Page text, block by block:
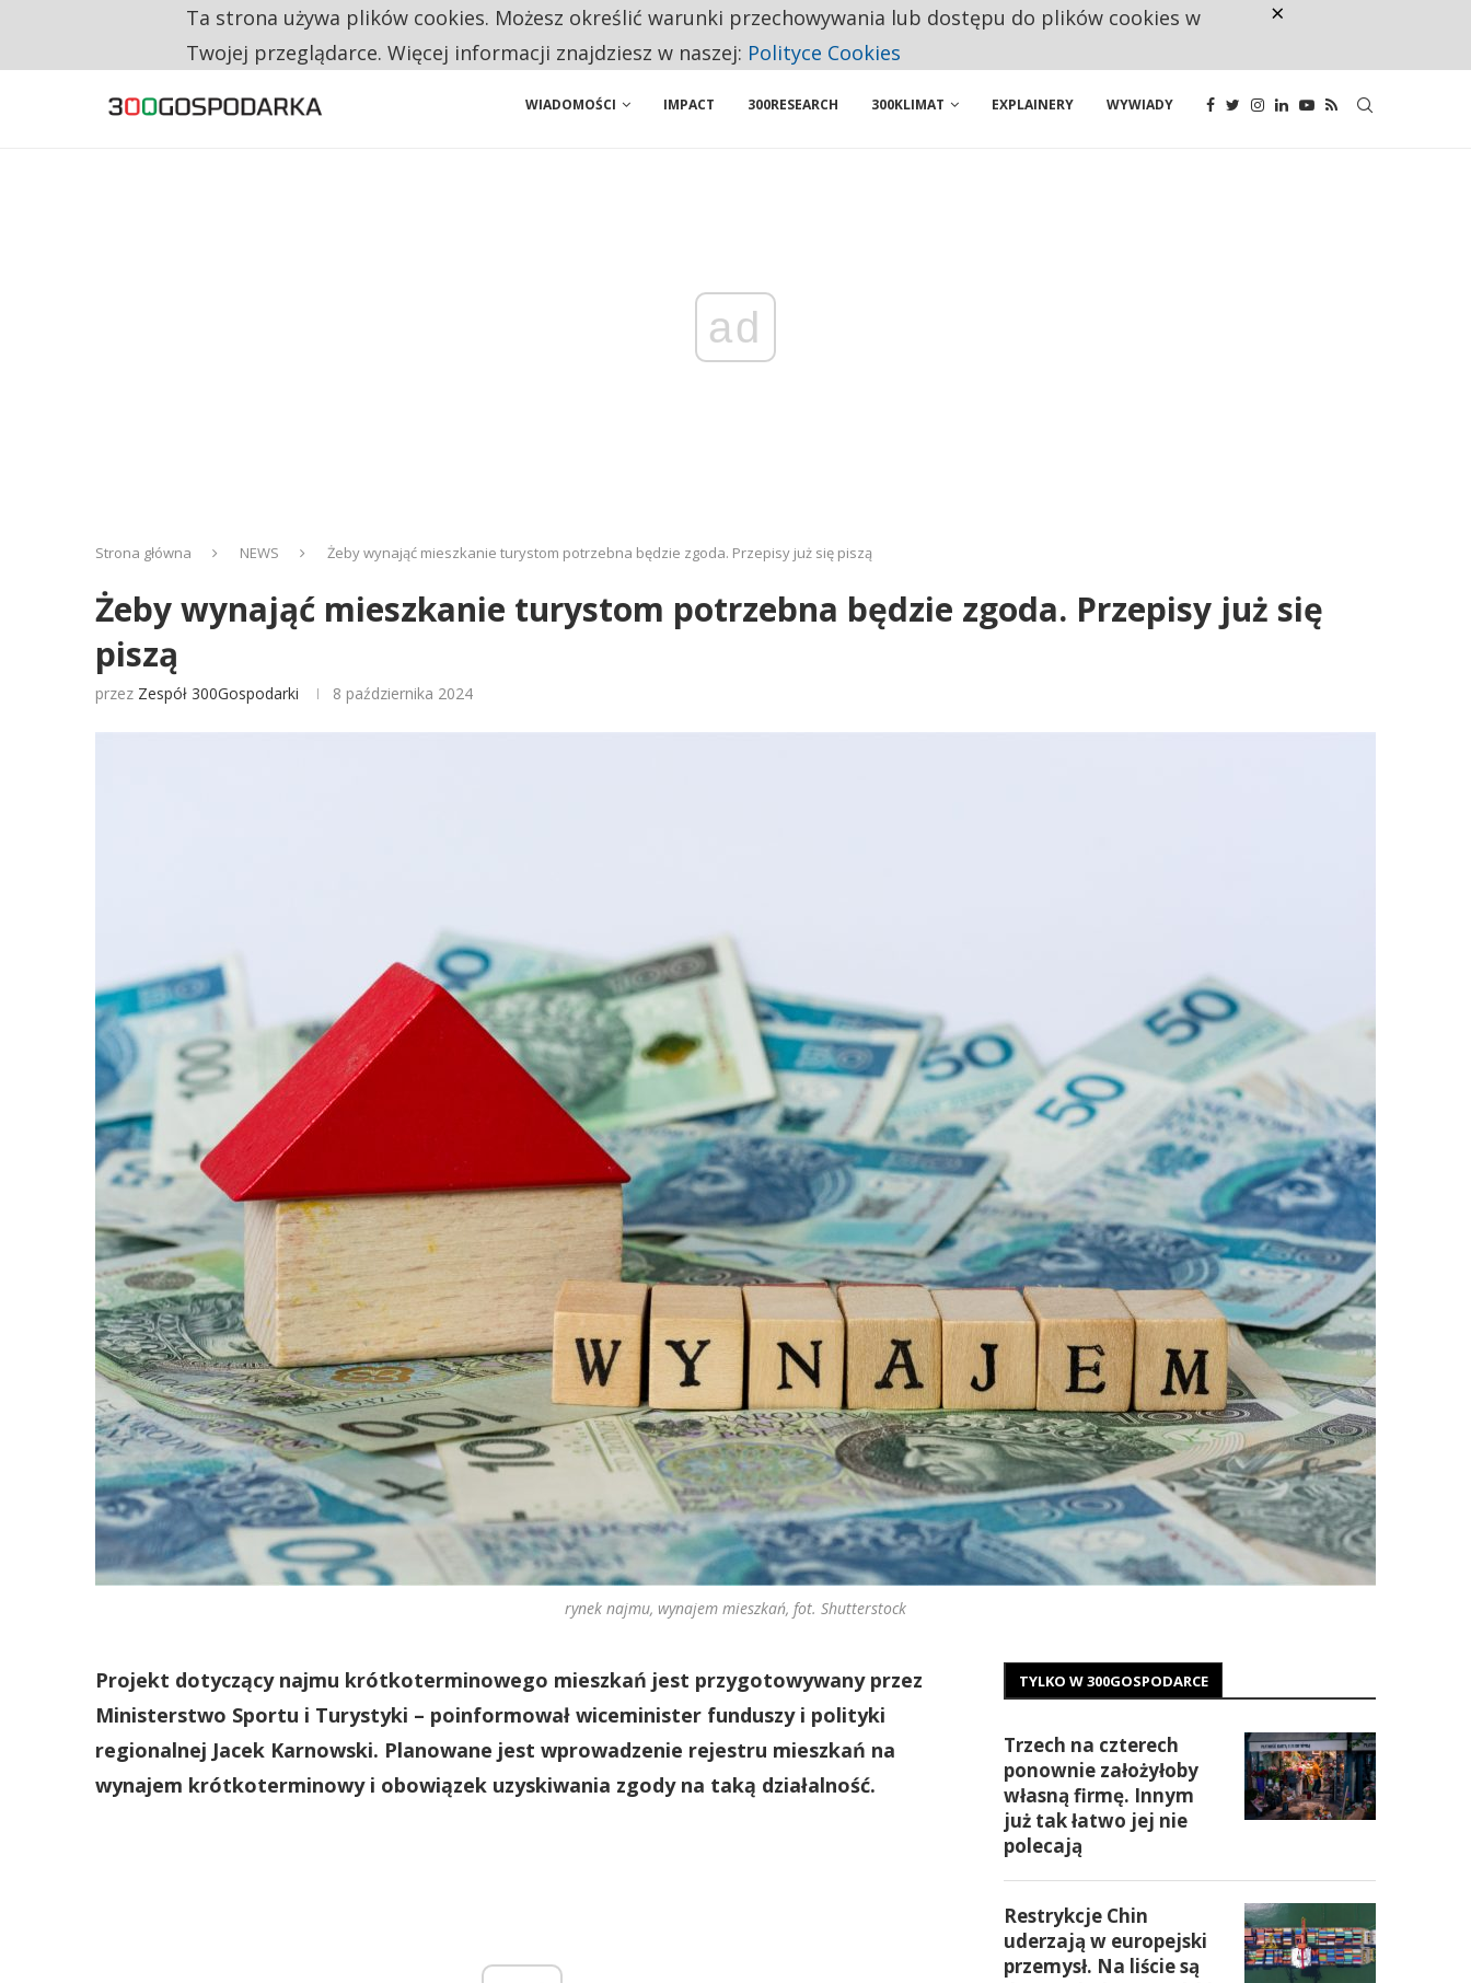
CO TRZECIĄ ZŁOTÓWKĘ Z EMERYTURY SENIORZY PRZEZNACZAJĄ NA PODSTAWOWE ZAKUPY
WIADOMOŚCI IMPACT 300RESEARCH 300KLIMAT EXPLAINERY WYWIADY
ad
Strona główna NEWS Żeby wynająć mieszkanie turystom potrzebna będzie zgoda. Przepisy już się piszą
Żeby wynająć mieszkanie turystom potrzebna będzie zgoda. Przepisy już się
piszą
przez Zespół 300Gospodarki 8 października 2024
rynek najmu, wynajem mieszkań, fot. Shutterstock
Projekt dotyczący najmu krótkoterminowego mieszkań jest przygotowywany przez
Ministerstwo Sportu i Turystyki – poinformował wiceminister funduszy i polityki
regionalnej Jacek Karnowski. Planowane jest wprowadzenie rejestru mieszkań na
wynajem krótkoterminowy i obowiązek uzyskiwania zgody na taką działalność.
TYLKO W 300GOSPODARCE
Trzech na czterech
ponownie założyłoby
własną firmę. Innym
już tak łatwo jej nie
polecają
Restrykcje Chin
uderzają w europejski
przemysł. Na liście są
Ta strona używa plików cookies. Możesz określić warunki przechowywania lub dostępu do plików cookies w
Twojej przeglądarce. Więcej informacji znajdziesz w naszej: Polityce Cookies
×